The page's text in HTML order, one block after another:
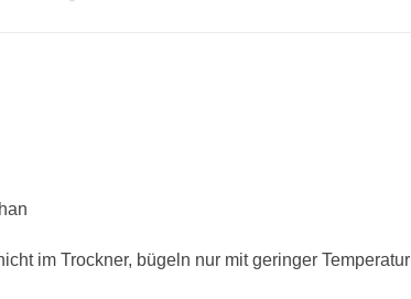
im Trockner, bügeln nur mit geringer Temperatur